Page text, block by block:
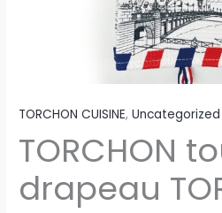
TORCHON CUISINE,Uncategorized
TORCHON
drapeau